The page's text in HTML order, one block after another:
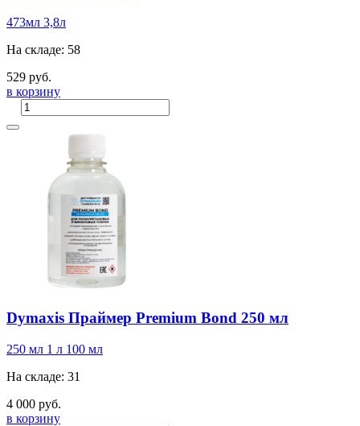
473мл 3,8л
На складе: 58
529 руб.
в корзину
Dymaxis Праймер Premium Bond 250 мл
250 мл 1 л 100 мл
На складе: 31
4 000 руб.
в корзину